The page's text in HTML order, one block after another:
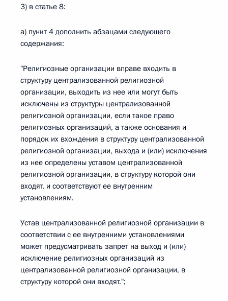
3) в статье 8:
а) пункт 4 дополнить абзацами следующего
содержания:
"Религиозные организации вправе входить в
структуру централизованной религиозной
организации, выходить из нее или могут быть
исключены из структуры централизованной
религиозной организации, если такое право
религиозных организаций, а также основания и
порядок их вхождения в структуру централизованной
религиозной организации, выхода и (или) исключения
из нее определены уставом централизованной
религиозной организации, в структуру которой они
входят, и соответствуют ее внутренним
установлениям.
Устав централизованной религиозной организации в
соответствии с ее внутренними установлениями
может предусматривать запрет на выход и (или)
исключение религиозных организаций из
централизованной религиозной организации, в
структуру которой они входят.";